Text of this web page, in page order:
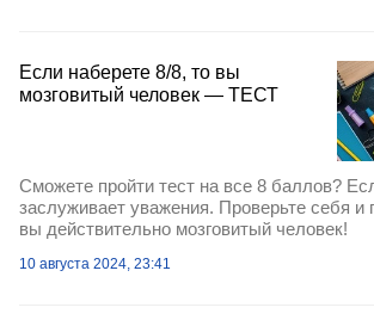
Если наберете 8/8, то вы
мозговитый человек — ТЕСТ
Сможете пройти тест на все 8 баллов?
заслуживает уважения. Проверьте себя и
вы действительно мозговитый человек!
10 августа 2024, 23:41